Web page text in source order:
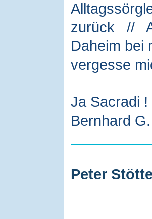
zurück //
Daheim
vergesse
Ja Sacradi
Bernhard
Peter